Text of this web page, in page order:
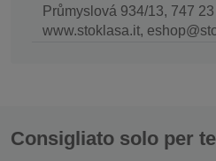
Průmyslová 934/13, 747
www.stoklasa.it,
Consigliato solo per te